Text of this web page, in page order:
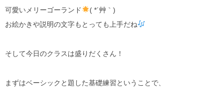
可愛いメリーゴーランド
( *´艸｀)
お絵かきや説明の文字もとっても上手だね
そして今日のクラスは盛りだくさん！
まずはベーシックと題した基礎練習ということで、